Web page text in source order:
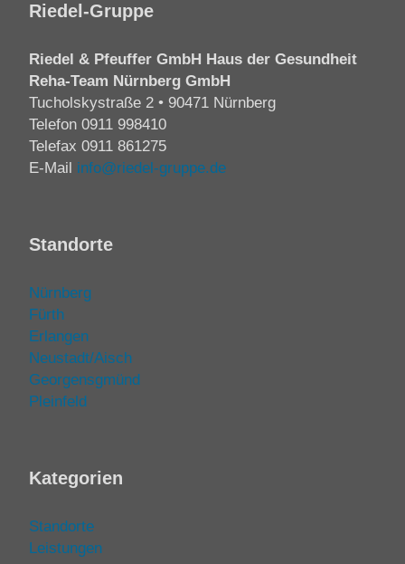
Riedel-Gruppe
Riedel & Pfeuffer GmbH Haus der Gesundheit
Reha-Team Nürnberg GmbH
Tucholskystraße 2 • 90471 Nürnberg
Telefon 0911 998410
Telefax 0911 861275
E-Mail info@riedel-gruppe.de
Standorte
Nürnberg
Fürth
Erlangen
Neustadt/Aisch
Georgensgmünd
Pleinfeld
Kategorien
Standorte
Leistungen